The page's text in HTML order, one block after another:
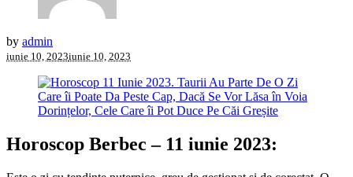
by admin
iunie 10, 2023iunie 10, 2023
Horoscop Berbec – 11 iunie 2023: